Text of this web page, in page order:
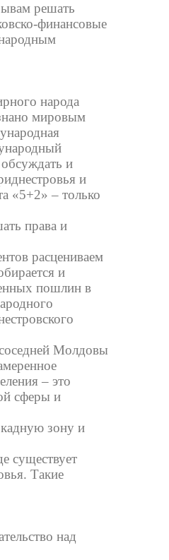
решать
финансовые
народа
мировым
и
и
«5+2» – только
права и
расцениваем
и
пошлин в
Молдовы
– это
сферы и
зону и
существует
Такие
над